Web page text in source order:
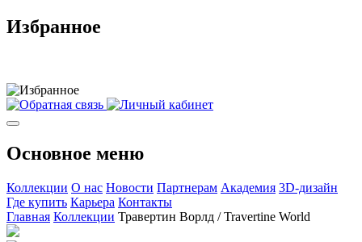
Избранное
Основное меню
Коллекции О нас Новости Партнерам Академия 3D-дизайн
Где купить Карьера Контакты
Главная Коллекции Травертин Ворлд / Travertine World